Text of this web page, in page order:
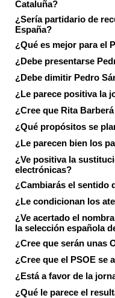
Cataluña?
¿Sería partidario de
España?
¿Qué es mejor para el
¿Debe presentarse
¿Debe dimitir Pedro
¿Le parece positiva la
¿Cree que Rita
¿Qué propósitos se
¿Le parecen bien los
¿Ve positiva la
electrónicas?
¿Cambiarás el sentido
¿Le condicionan los
¿Ve acertado el
la selección española
¿Cree que serán unas
¿Cree que el PSOE se
¿Está a favor de la
¿Qué le parece el